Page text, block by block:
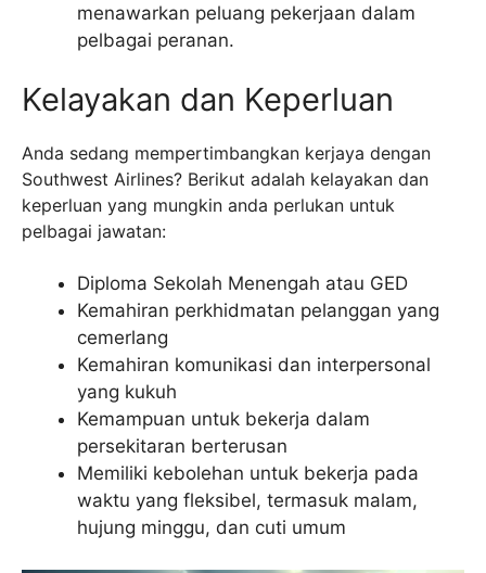
menawarkan peluang pekerjaan dalam
pelbagai peranan.
Kelayakan dan Keperluan
Anda sedang mempertimbangkan kerjaya dengan
Southwest Airlines? Berikut adalah kelayakan dan
keperluan yang mungkin anda perlukan untuk
pelbagai jawatan:
Diploma Sekolah Menengah atau GED
Kemahiran perkhidmatan pelanggan yang
cemerlang
Kemahiran komunikasi dan interpersonal
yang kukuh
Kemampuan untuk bekerja dalam
persekitaran berterusan
Memiliki kebolehan untuk bekerja pada
waktu yang fleksibel, termasuk malam,
hujung minggu, dan cuti umum